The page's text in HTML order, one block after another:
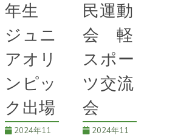
た時、年配者
佐がやってお
られた旅館は
か？」と尋ね
られた。「須
ｎさかき～懐
かしい昭和へ
タイムス
続きを読む
58号
ト,フェスタ
町, 鉄道ファン
年生
ジュニ
アオリ
ンピッ
ク出場
2024年11
民運動
会 軽
スポー
ツ交流
会
2024年11